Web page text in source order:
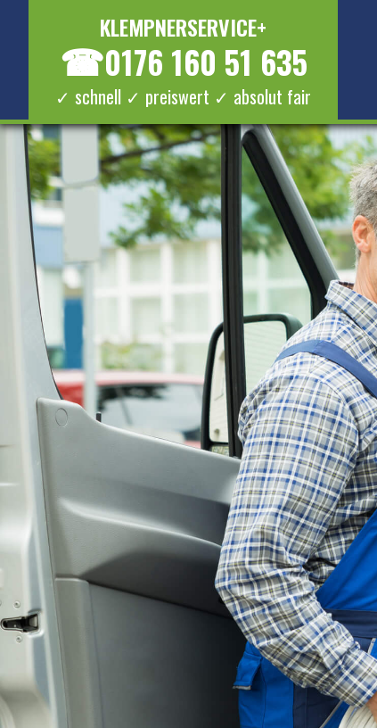
KLEMPNERSERVICE+
☎0176 160 51 635
✓ schnell ✓ preiswert ✓ absolut fair